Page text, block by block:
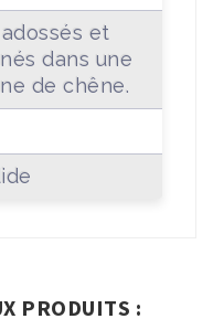
et
dans une
de chêne.
PRODUITS :